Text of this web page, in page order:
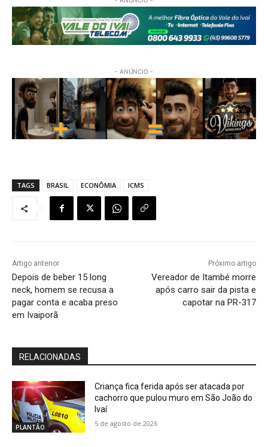
- ANÚNCIO -
TAGS BRASIL ECONÔMIA ICMS
Artigo anterior
Depois de beber 15 long
neck, homem se recusa a
pagar conta e acaba preso
em Ivaiporã
Próximo artigo
Vereador de Itambé morre
após carro sair da pista e
capotar na PR-317
RELACIONADAS
PLANTÃO
Criança fica ferida após ser atacada por
cachorro que pulou muro em São João do
Ivaí
5 de agosto de 2026